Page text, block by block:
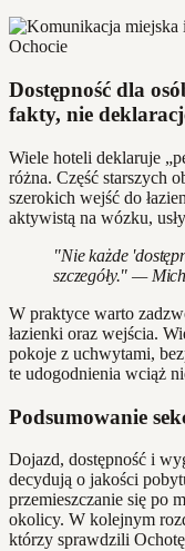
Dostępność dla
fakty, nie
Wiele hoteli deklaruje
różna. Część starszych
szerokich wejść do
aktywistą na wózku,
"Nie każde
szczegóły." —
W praktyce warto
łazienki oraz wejścia.
pokoje z uchwytami,
te udogodnienia wciąż
Podsumowanie
Dojazd, dostępność i
decydują o jakości
przemieszczanie się po
okolicy. W kolejnym
którzy sprawdzili Ochotę